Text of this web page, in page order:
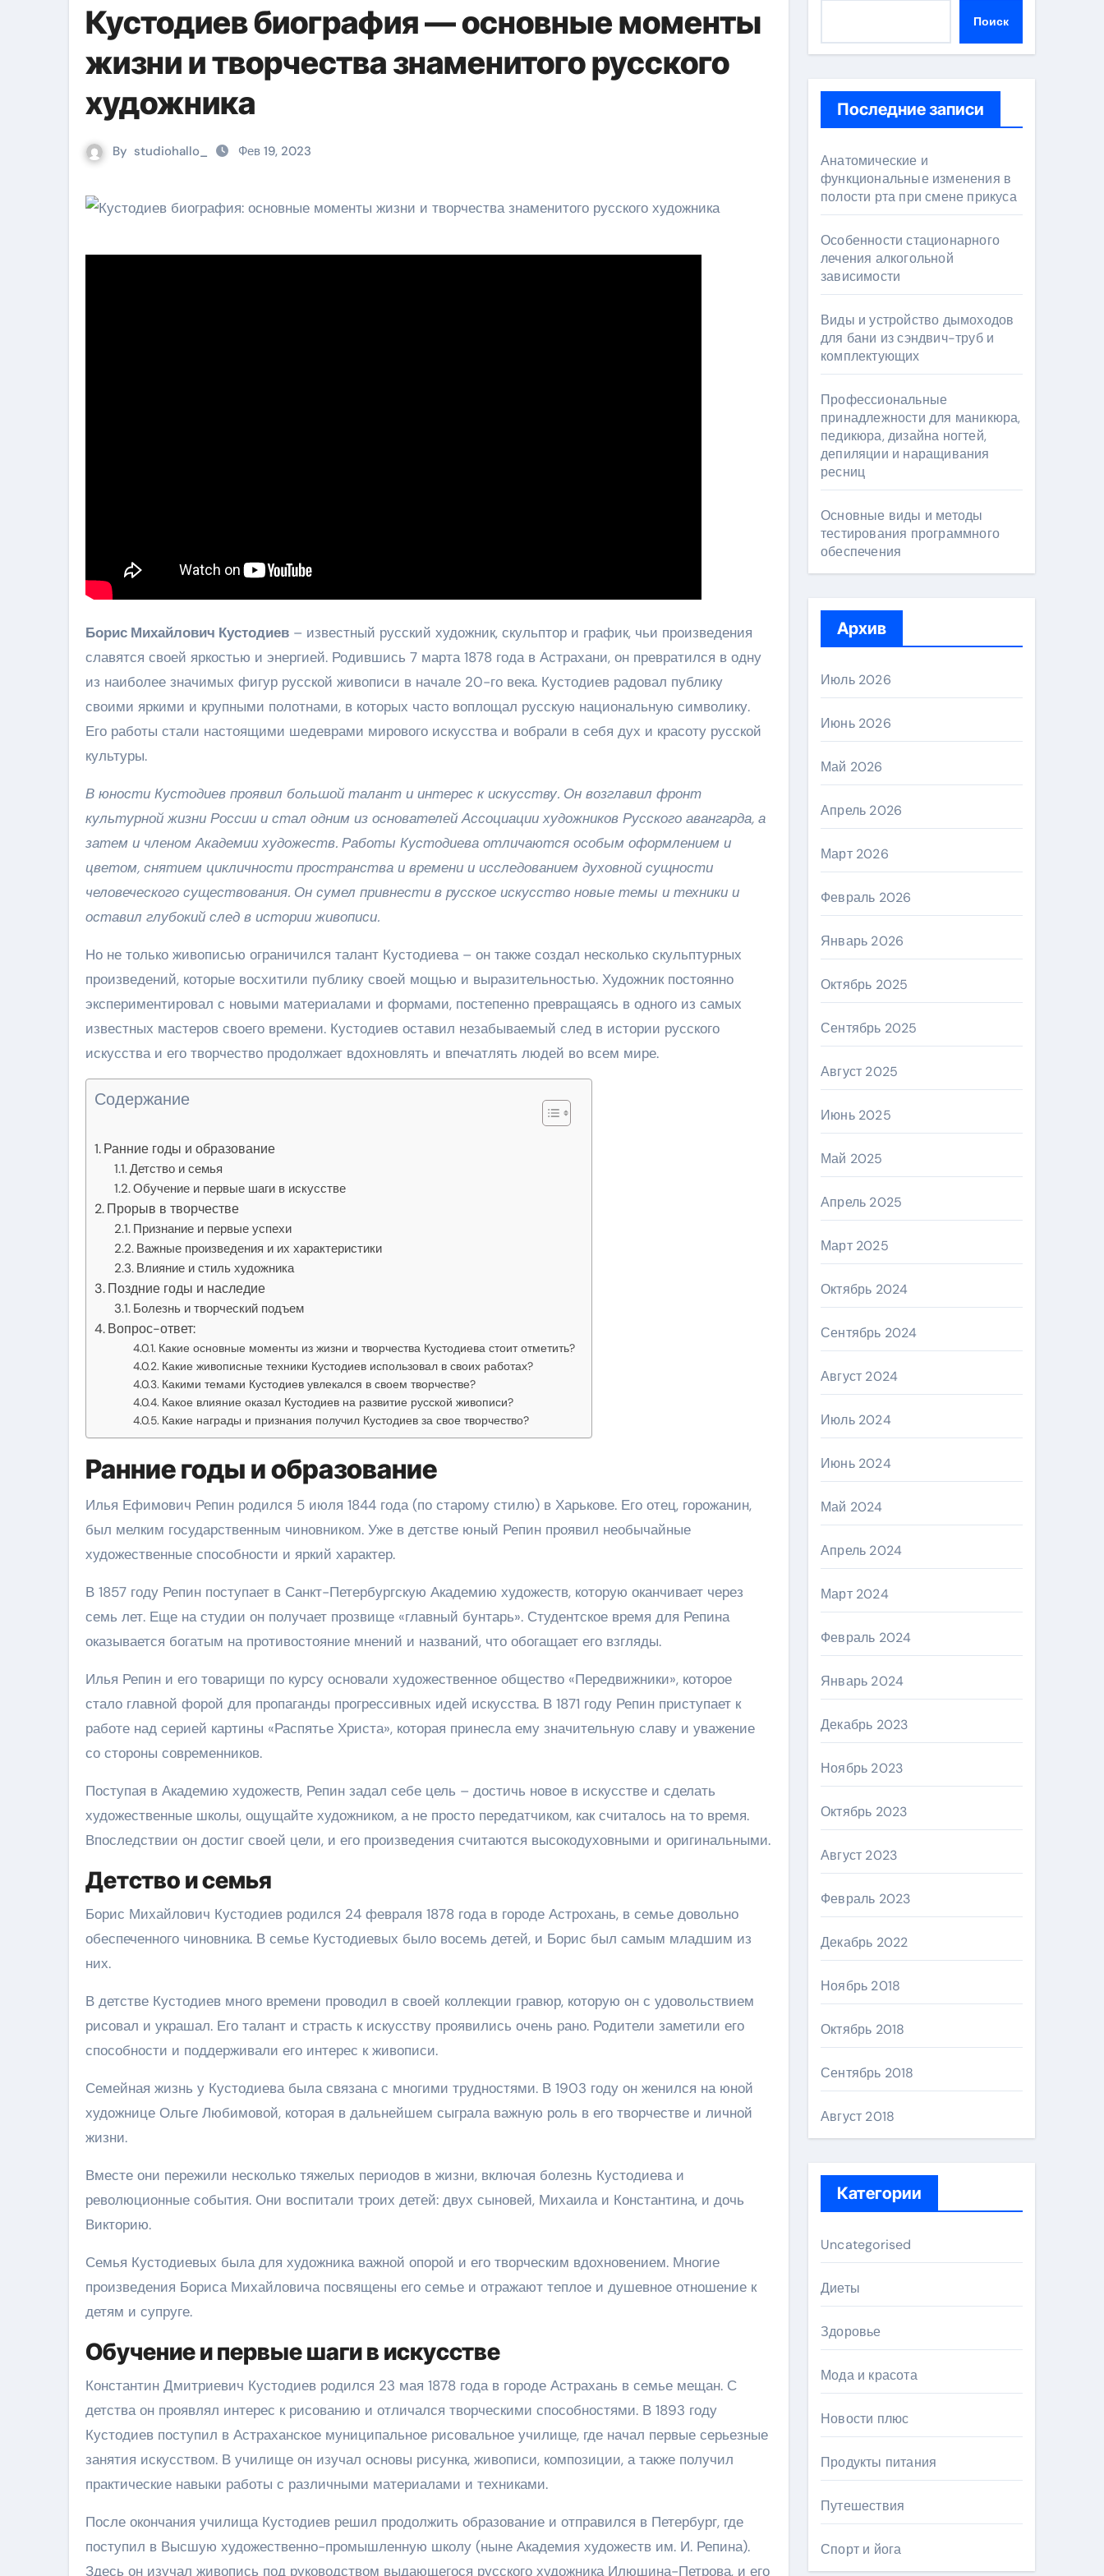
Кустодиев биография — основные моменты
жизни и творчества знаменитого русского
художника
By studiohallo_ Фев 19, 2023
Борис Михайлович Кустодиев – известный русский художник, скульптор и график, чьи произведения
славятся своей яркостью и энергией. Родившись 7 марта 1878 года в Астрахани, он превратился в одну
из наиболее значимых фигур русской живописи в начале 20-го века. Кустодиев радовал публику
своими яркими и крупными полотнами, в которых часто воплощал русскую национальную символику.
Его работы стали настоящими шедеврами мирового искусства и вобрали в себя дух и красоту русской
культуры.
В юности Кустодиев проявил большой талант и интерес к искусству. Он возглавил фронт
культурной жизни России и стал одним из основателей Ассоциации художников Русского авангарда, а
затем и членом Академии художеств. Работы Кустодиева отличаются особым оформлением и
цветом, снятием цикличности пространства и времени и исследованием духовной сущности
человеческого существования. Он сумел привнести в русское искусство новые темы и техники и
оставил глубокий след в истории живописи.
Но не только живописью ограничился талант Кустодиева – он также создал несколько скульптурных
произведений, которые восхитили публику своей мощью и выразительностью. Художник постоянно
экспериментировал с новыми материалами и формами, постепенно превращаясь в одного из самых
известных мастеров своего времени. Кустодиев оставил незабываемый след в истории русского
искусства и его творчество продолжает вдохновлять и впечатлять людей во всем мире.
Содержание
Ранние годы и образование
Детство и семья
Обучение и первые шаги в искусстве
Прорыв в творчестве
Признание и первые успехи
Важные произведения и их характеристики
Влияние и стиль художника
Поздние годы и наследие
Болезнь и творческий подъем
Вопрос-ответ:
Какие основные моменты из жизни и творчества Кустодиева стоит отметить?
Какие живописные техники Кустодиев использовал в своих работах?
Какими темами Кустодиев увлекался в своем творчестве?
Какое влияние оказал Кустодиев на развитие русской живописи?
Какие награды и признания получил Кустодиев за свое творчество?
Ранние годы и образование
Илья Ефимович Репин родился 5 июля 1844 года (по старому стилю) в Харькове. Его отец, горожанин,
был мелким государственным чиновником. Уже в детстве юный Репин проявил необычайные
художественные способности и яркий характер.
В 1857 году Репин поступает в Санкт-Петербургскую Академию художеств, которую оканчивает через
семь лет. Еще на студии он получает прозвище «главный бунтарь». Студентское время для Репина
оказывается богатым на противостояние мнений и названий, что обогащает его взгляды.
Илья Репин и его товарищи по курсу основали художественное общество «Передвижники», которое
стало главной форой для пропаганды прогрессивных идей искусства. В 1871 году Репин приступает к
работе над серией картины «Распятье Христа», которая принесла ему значительную славу и уважение
со стороны современников.
Поступая в Академию художеств, Репин задал себе цель – достичь новое в искусстве и сделать
художественные школы, ощущайте художником, а не просто передатчиком, как считалось на то время.
Впоследствии он достиг своей цели, и его произведения считаются высокодуховными и оригинальными.
Детство и семья
Борис Михайлович Кустодиев родился 24 февраля 1878 года в городе Астрохань, в семье довольно
обеспеченного чиновника. В семье Кустодиевых было восемь детей, и Борис был самым младшим из
них.
В детстве Кустодиев много времени проводил в своей коллекции гравюр, которую он с удовольствием
рисовал и украшал. Его талант и страсть к искусству проявились очень рано. Родители заметили его
способности и поддерживали его интерес к живописи.
Семейная жизнь у Кустодиева была связана с многими трудностями. В 1903 году он женился на юной
художнице Ольге Любимовой, которая в дальнейшем сыграла важную роль в его творчестве и личной
жизни.
Вместе они пережили несколько тяжелых периодов в жизни, включая болезнь Кустодиева и
революционные события. Они воспитали троих детей: двух сыновей, Михаила и Константина, и дочь
Викторию.
Семья Кустодиевых была для художника важной опорой и его творческим вдохновением. Многие
произведения Бориса Михайловича посвящены его семье и отражают теплое и душевное отношение к
детям и супруге.
Обучение и первые шаги в искусстве
Константин Дмитриевич Кустодиев родился 23 мая 1878 года в городе Астрахань в семье мещан. С
детства он проявлял интерес к рисованию и отличался творческими способностями. В 1893 году
Кустодиев поступил в Астраханское муниципальное рисовальное училище, где начал первые серьезные
занятия искусством. В училище он изучал основы рисунка, живописи, композиции, а также получил
практические навыки работы с различными материалами и техниками.
После окончания училища Кустодиев решил продолжить образование и отправился в Петербург, где
поступил в Высшую художественно-промышленную школу (ныне Академия художеств им. И. Репина).
Здесь он изучал живопись под руководством выдающегося русского художника Илюшина-Петрова, и его
Поиск
Последние записи
Анатомические и
функциональные изменения в
полости рта при смене прикуса
Особенности стационарного
лечения алкогольной
зависимости
Виды и устройство дымоходов
для бани из сэндвич-труб и
комплектующих
Профессиональные
принадлежности для маникюра,
педикюра, дизайна ногтей,
депиляции и наращивания
ресниц
Основные виды и методы
тестирования программного
обеспечения
Архив
Июль 2026
Июнь 2026
Май 2026
Апрель 2026
Март 2026
Февраль 2026
Январь 2026
Октябрь 2025
Сентябрь 2025
Август 2025
Июнь 2025
Май 2025
Апрель 2025
Март 2025
Октябрь 2024
Сентябрь 2024
Август 2024
Июль 2024
Июнь 2024
Май 2024
Апрель 2024
Март 2024
Февраль 2024
Январь 2024
Декабрь 2023
Ноябрь 2023
Октябрь 2023
Август 2023
Февраль 2023
Декабрь 2022
Ноябрь 2018
Октябрь 2018
Сентябрь 2018
Август 2018
Категории
Uncategorised
Диеты
Здоровье
Мода и красота
Новости плюс
Продукты питания
Путешествия
Спорт и йога